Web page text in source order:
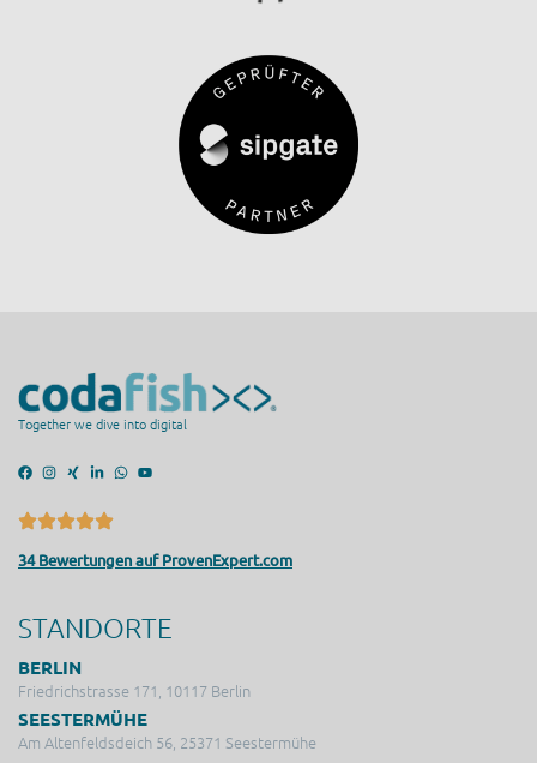
Together we dive into digital
34 Bewertungen auf ProvenExpert.com
STANDORTE
BERLIN
Friedrichstrasse 171, 10117 Berlin
SEESTERMÜHE
Am Altenfeldsdeich 56, 25371 Seestermühe